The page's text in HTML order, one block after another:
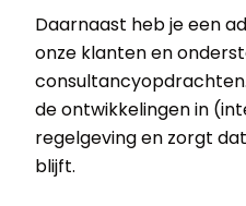
Daarnaast heb je een
onze klanten en
de ontwikkelingen in
regelgeving en zorgt
blijft.